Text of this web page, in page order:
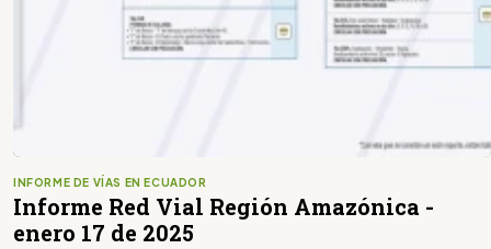
INFORME DE VÍAS EN ECUADOR
Informe Red Vial Región Amazónica -
enero 17 de 2025